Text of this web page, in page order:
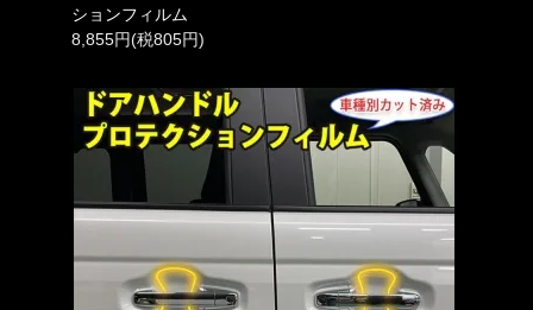
ションフィルム
8,855円(税805円)